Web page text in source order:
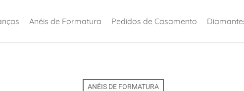
Anéis de Formatura Pedidos de Casamento
ANÉIS DE FORMATURA